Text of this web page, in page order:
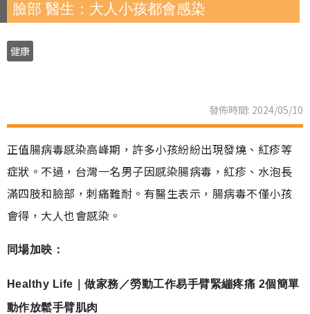
臉部 醫生：大人小孩都會感染
健康
發佈時間: 2024/05/10
正值腸病毒感染高峰期，許多小孩紛紛出現發燒、紅疹等
症狀。不過，台灣一名男子因感染腸病毒，紅疹、水泡長
滿四肢和臉部，刺痛難耐。有醫生表示，腸病毒不僅小孩
會得，大人也會感染。
同場加映：
Healthy Life｜做家務／勞動工作易手臂緊繃疼痛 2個簡單
動作放鬆手臂肌肉